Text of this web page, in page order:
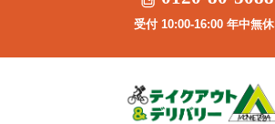
受付 10:00-16:00 年中無休